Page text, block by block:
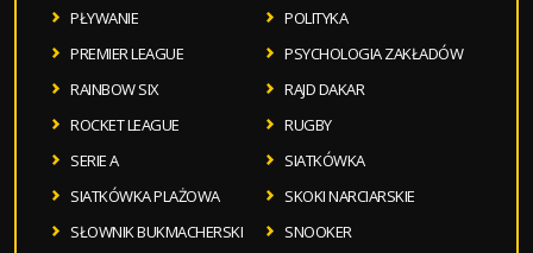
PŁYWANIE
POLITYKA
PREMIER LEAGUE
PSYCHOLOGIA ZAKŁADÓW
RAINBOW SIX
RAJD DAKAR
ROCKET LEAGUE
RUGBY
SERIE A
SIATKÓWKA
SIATKÓWKA PLAŻOWA
SKOKI NARCIARSKIE
SŁOWNIK BUKMACHERSKI
SNOOKER